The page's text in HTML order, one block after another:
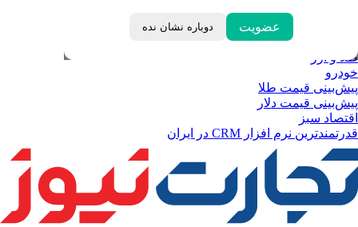
عضویت دوباره نشان نده
لحظه تحویل سال
داغ‌ترین‌های اقتصادی
طلا و ارز
خودرو
پیش‌بینی قیمت طلا
پیش‌بینی قیمت دلار
اقتصاد سبز
قدرتمندترین نرم‌ افزار CRM در ایران